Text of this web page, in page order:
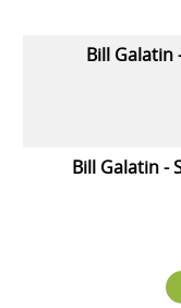
Bill Galatin
Bill Galatin -